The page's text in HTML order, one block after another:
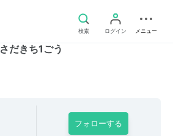
検索 ログイン メニュー
さだきち1ごう
フォローする